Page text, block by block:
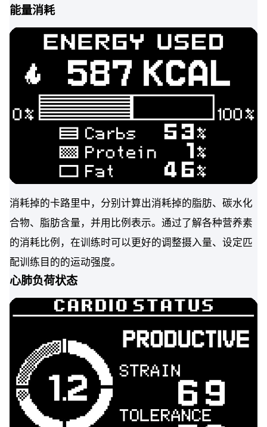
能量消耗
消耗掉的卡路里中，分别计算出消耗掉的脂肪、碳水化
合物、脂肪含量，并用比例表示。通过了解各种营养素
的消耗比例，在训练时可以更好的调整摄入量、设定匹
配训练目的的运动强度。
心肺负荷状态